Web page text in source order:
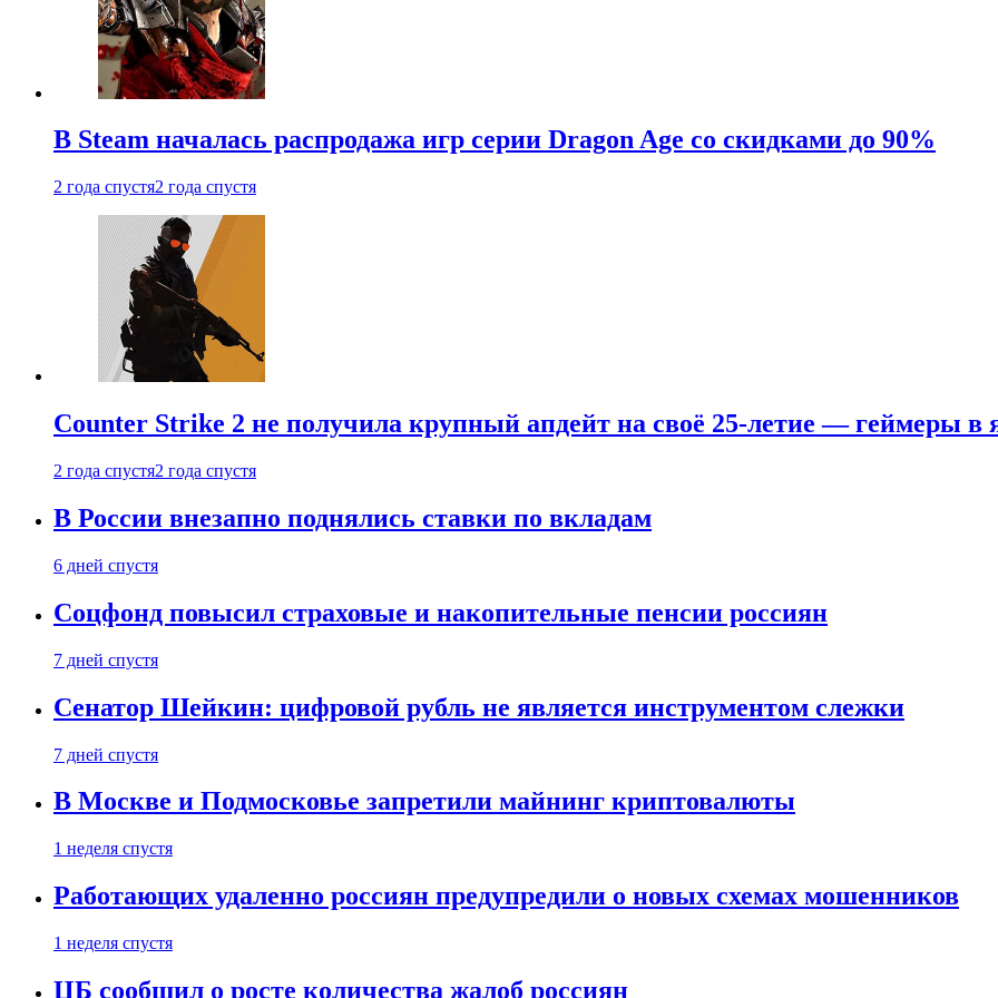
В Steam началась распродажа игр серии Dragon Age со скидками до 90%
2 года спустя2 года спустя
Counter Strike 2 не получила крупный апдейт на своё 25-летие — геймеры в
2 года спустя2 года спустя
В России внезапно поднялись ставки по вкладам
6 дней спустя
Соцфонд повысил страховые и накопительные пенсии россиян
7 дней спустя
Сенатор Шейкин: цифровой рубль не является инструментом слежки
7 дней спустя
В Москве и Подмосковье запретили майнинг криптовалюты
1 неделя спустя
Работающих удаленно россиян предупредили о новых схемах мошенников
1 неделя спустя
ЦБ сообщил о росте количества жалоб россиян